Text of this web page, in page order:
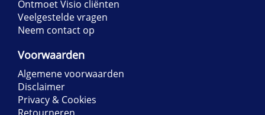
Ontmoet Visio cliënten
Veelgestelde vragen
Neem contact op
Voorwaarden
Algemene voorwaarden
Disclaimer
Privacy & Cookies